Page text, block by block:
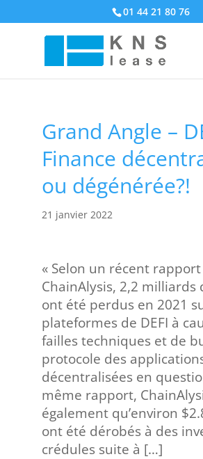
01 44 21 80 76
Grand Angle –
Finance
ou dégénérée?!
21 janvier 2022
« Selon un récent
ChainAlysis, 2,2 milliards
ont été perdus en 2021
plateformes de DEFI à
failles techniques et de
protocole des
décentralisées en
même rapport,
également qu’environ
ont été dérobés à des
crédules suite à […]